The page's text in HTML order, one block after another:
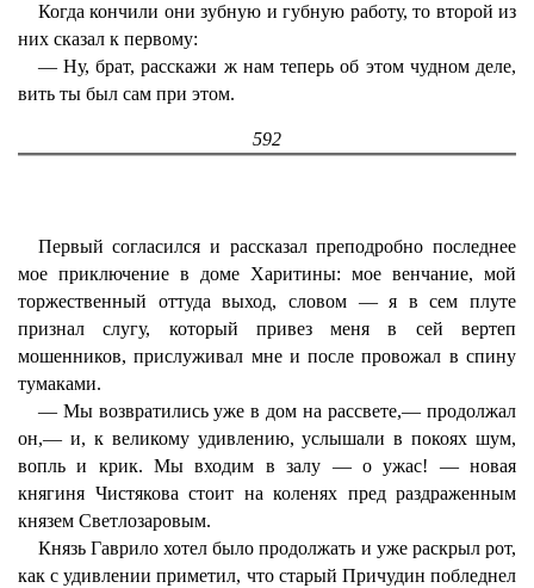
Когда кончили они зубную и губную работу, то второй из
них сказал к первому:
— Ну, брат, расскажи ж нам теперь об этом чудном деле,
вить ты был сам при этом.
592
Первый согласился и рассказал преподробно последнее
мое приключение в доме Харитины: мое венчание, мой
торжественный оттуда выход, словом — я в сем плуте
признал слугу, который привез меня в сей вертеп
мошенников, прислуживал мне и после провожал в спину
тумаками.
— Мы возвратились уже в дом на рассвете,— продолжал
он,— и, к великому удивлению, услышали в покоях шум,
вопль и крик. Мы входим в залу — о ужас! — новая
княгиня Чистякова стоит на коленях пред раздраженным
князем Светлозаровым.
Князь Гаврило хотел было продолжать и уже раскрыл рот,
как с удивлении приметил, что старый Причудин побледнел